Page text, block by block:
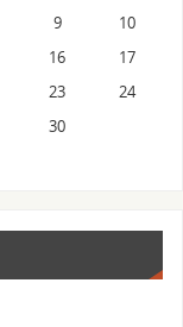
9
10
16
17
23
24
30